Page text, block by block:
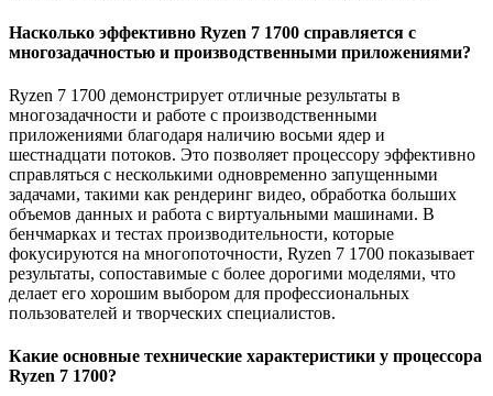
Насколько эффективно Ryzen 7 1700 справляется с
многозадачностью и производственными приложениями?
Ryzen 7 1700 демонстрирует отличные результаты в
многозадачности и работе с производственными
приложениями благодаря наличию восьми ядер и
шестнадцати потоков. Это позволяет процессору эффективно
справляться с несколькими одновременно запущенными
задачами, такими как рендеринг видео, обработка больших
объемов данных и работа с виртуальными машинами. В
бенчмарках и тестах производительности, которые
фокусируются на многопоточности, Ryzen 7 1700 показывает
результаты, сопоставимые с более дорогими моделями, что
делает его хорошим выбором для профессиональных
пользователей и творческих специалистов.
Какие основные технические характеристики у процессора
Ryzen 7 1700?